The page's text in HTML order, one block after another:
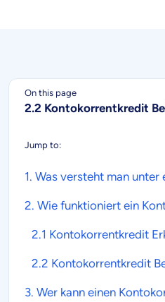
On this page
2.2 Kontokorrentkredit
Jump to:
1. Was versteht man unter
2. Wie funktioniert ein
2.1 Kontokorrentkredit
2.2 Kontokorrentkredit
3. Wer kann einen